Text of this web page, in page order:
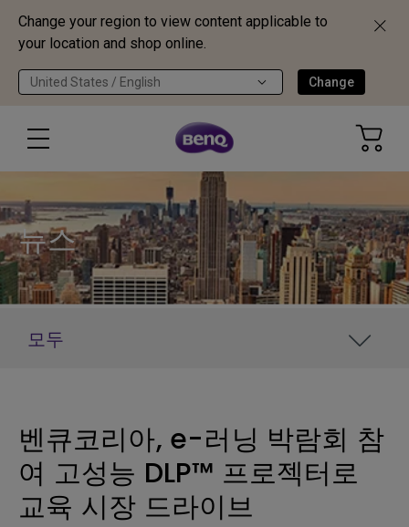
Change your region to view content applicable to
your location and shop online.
United States / English Change
뉴스
모두
벤큐코리아, e-러닝 박람회 참
여 고성능 DLP™ 프로젝터로
교육 시장 드라이브